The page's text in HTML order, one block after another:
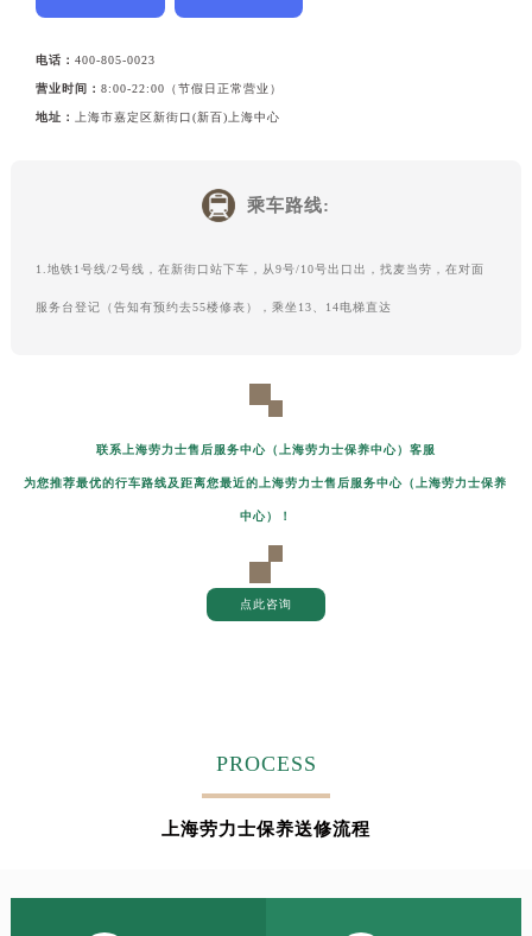
电话：400-805-0023
营业时间：8:00-22:00（节假日正常营业）
地址： 上海市嘉定区新街口(新百)上海中心
乘车路线:
1.地铁1号线/2号线，在新街口站下车，从9号/10号出口出，找麦当劳，在对面
服务台登记（告知有预约去55楼修表），乘坐13、14电梯直达
联系上海劳力士售后服务中心（上海劳力士保养中心）客服
为您推荐最优的行车路线及距离您最近的上海劳力士售后服务中心（上海劳力士保养
中心）！
点此咨询
PROCESS
上海劳力士保养送修流程